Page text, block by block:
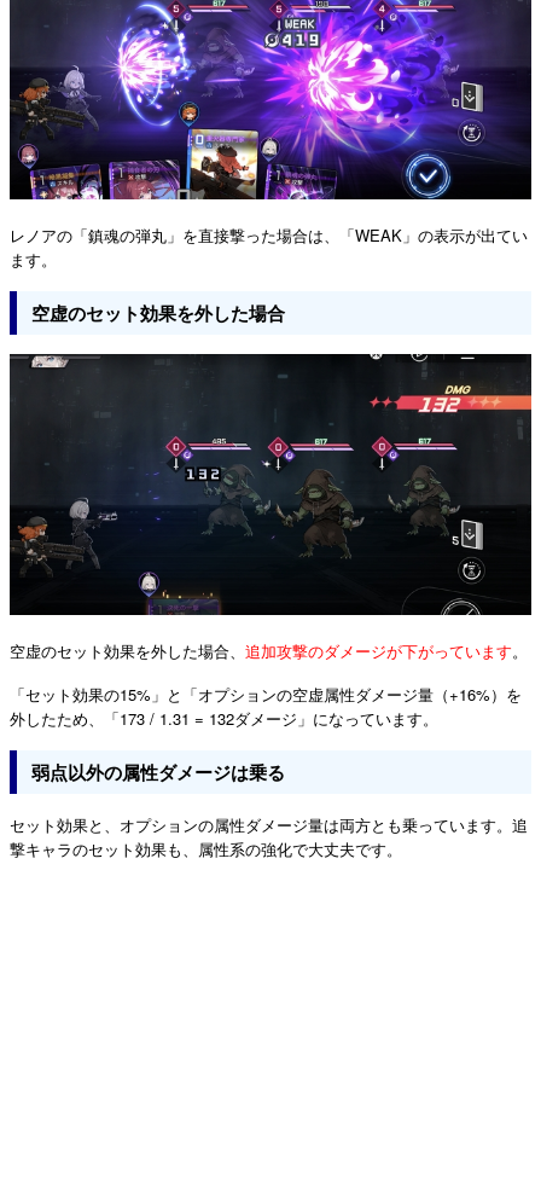
レノアの「鎮魂の弾丸」を直接撃った場合は、「WEAK」の表示が出てい
ます。
空虚のセット効果を外した場合
空虚のセット効果を外した場合、 追加攻撃のダメージが下がっています。
「セット効果の15%」と「オプションの空虚属性ダメージ量（+16%）を
外したため、「173 / 1.31 = 132ダメージ」になっています。
弱点以外の属性ダメージは乗る
セット効果と、オプションの属性ダメージ量は両方とも乗っています。追
撃キャラのセット効果も、属性系の強化で大丈夫です。